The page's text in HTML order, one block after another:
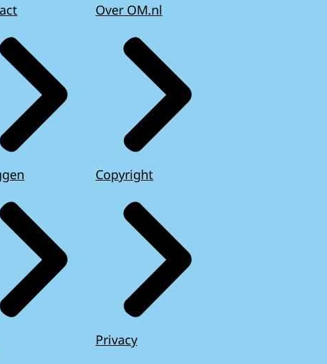
Over OM.nl
Copyright
Privacy